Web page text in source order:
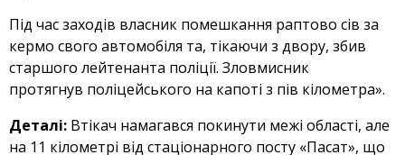
Під час заходів власник помешкання раптово сів за
кермо свого автомобіля та, тікаючи з двору, збив
старшого лейтенанта поліції. Зловмисник
протягнув поліцейського на капоті з пів кілометра».
Деталі: Втікач намагався покинути межі області, але
на 11 кілометрі від стаціонарного посту «Пасат», що